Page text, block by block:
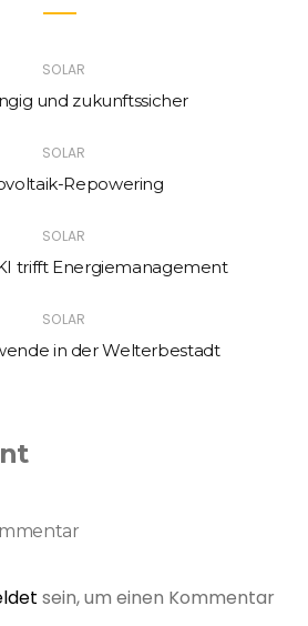
SOLAR
und zukunftssicher
SOLAR
Repowering
SOLAR
trifft Energiemanagement
SOLAR
in der Welterbestadt
sein, um einen Kommentar